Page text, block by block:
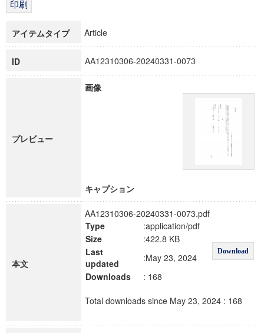
博士課程教育リーディングプログラム「超成熟社会発展のサ
アイテムタイプ Article
ID AA12310306-20240331-0073
プレビュー
画像
キャプション
本文
AA12310306-20240331-0073.pdf
Type
:application/pdf
Download
Size
:422.8 KB
Last
updated
:May 23, 2024
Downloads
: 168
Total downloads since May 23, 2024 : 168